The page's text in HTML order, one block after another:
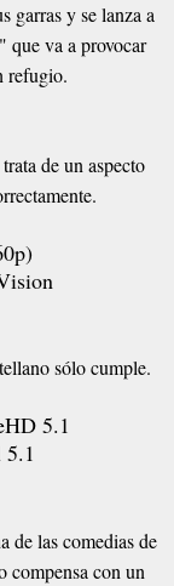
garras y se lanza a
que va a provocar
refugio.
de un aspecto
sólo cumple.
5.1
de las comedias de
compensa con un